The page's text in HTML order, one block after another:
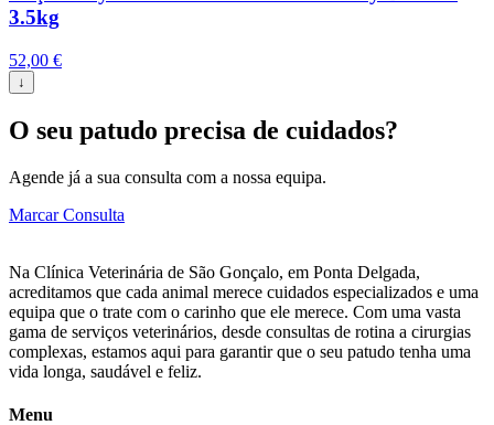
3.5kg
52,00 €
↓
O seu patudo precisa de cuidados?
Agende já a sua consulta com a nossa equipa.
Marcar Consulta
Na Clínica Veterinária de São Gonçalo, em Ponta Delgada,
acreditamos que cada animal merece cuidados especializados e uma
equipa que o trate com o carinho que ele merece. Com uma vasta
gama de serviços veterinários, desde consultas de rotina a cirurgias
complexas, estamos aqui para garantir que o seu patudo tenha uma
vida longa, saudável e feliz.
Menu